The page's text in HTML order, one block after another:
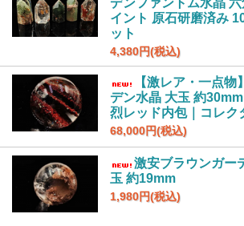
デンファントム水晶
イント 原石研磨済み
ット
4,380円(税込)
【激レア・一点物
デン水晶 大玉 約
烈レッド内包｜コレク
68,000円(税込)
激安ブラウンガー
玉 約19mm
1,980円(税込)